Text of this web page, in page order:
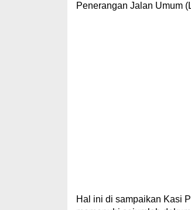
Penerangan Jalan Umum
Hal ini di sampaikan Kasi